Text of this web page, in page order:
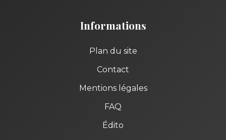
Informations
Plan du site
Contact
Mentions légales
FAQ
Édito